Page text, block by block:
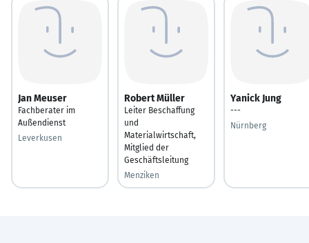
Jan Meuser
Fachberater im
Außendienst
Leverkusen
Robert Müller
Leiter Beschaffung
und
Materialwirtschaft,
Mitglied der
Geschäftsleitung
Menziken
Yanick Jung
---
Nürnberg